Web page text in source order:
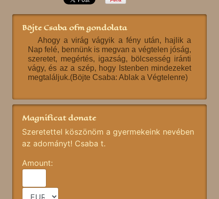
Böjte Csaba ofm gondolata
Ahogy a virág vágyik a fény után, hajlik a
Nap felé, bennünk is megvan a végtelen jóság,
szeretet, megértés, igazság, bölcsesség iránti
vágy, és az a szép, hogy Istenben mindezeket
megtaláljuk.(Böjte Csaba: Ablak a Végtelenre)
Magnificat donate
Szeretettel köszönöm a gyermekeink nevében
az adományt! Csaba t.
Amount: